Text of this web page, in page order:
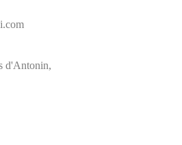
d'Antonin,